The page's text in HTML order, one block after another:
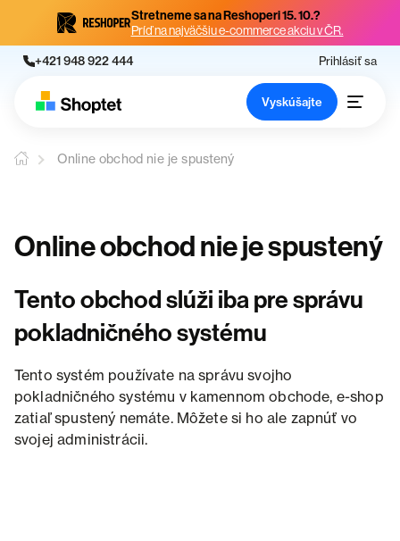
Stretneme sa na Reshoperi 15. 10.?
Príď na najväčšiu e-commerce akciu v ČR.
+421 948 922 444 Prihlásiť sa
Vyskúšajte
Online obchod nie je spustený
Online obchod nie je spustený
Tento obchod slúži iba pre správu
pokladničného systému
Tento systém používate na správu svojho
pokladničného systému v kamennom obchode, e-shop
zatiaľ spustený nemáte. Môžete si ho ale zapnúť vo
svojej administrácii.